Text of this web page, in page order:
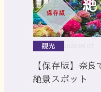
観光
【保存版】奈
絶景スポット